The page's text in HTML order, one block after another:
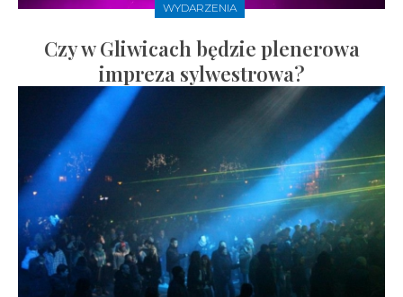
WYDARZENIA
Czy w Gliwicach będzie plenerowa
impreza sylwestrowa?